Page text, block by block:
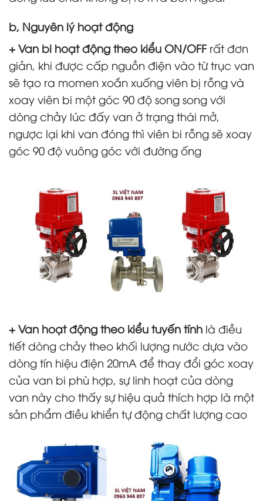
b, Nguyên lý hoạt động
+ Van bi hoạt động theo kiểu ON/OFF rất đơn
giản, khi được cấp nguồn điện vào từ trục van
sẽ tạo ra momen xoắn xuống viên bị rỗng và
xoay viên bi một góc 90 độ song song với
dòng chảy lúc đấy van ở trạng thái mở,
ngược lại khi van đóng thì viên bi rỗng sẽ xoay
góc 90 độ vuông góc với đường ống
+ Van hoạt động theo kiểu tuyến tính là điều
tiết dòng chảy theo khối lượng nước dựa vào
dòng tín hiệu điện 20mA để thay đổi góc xoay
của van bi phù hợp, sự linh hoạt của dòng
van này cho thấy sự hiệu quả thích hợp là một
sản phẩm điều khiển tự động chất lượng cao